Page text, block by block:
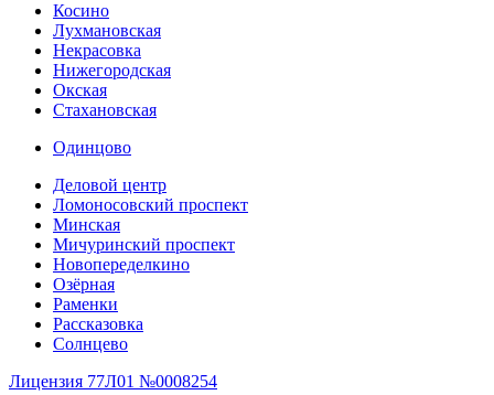
Косино
Лухмановская
Некрасовка
Нижегородская
Окская
Стахановская
Одинцово
Деловой центр
Ломоносовский проспект
Минская
Мичуринский проспект
Новопере­делкино
Озёрная
Раменки
Рассказовка
Солнцево
Лицензия 77Л01 №0008254